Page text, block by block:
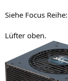
Siehe Focus Reihe:
Lüfter oben.